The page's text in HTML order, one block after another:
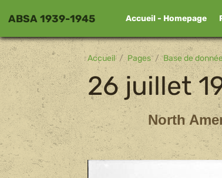
ABSA 1939-1945 Accueil - Homepage
Accueil Pages Base de
26 juillet
North